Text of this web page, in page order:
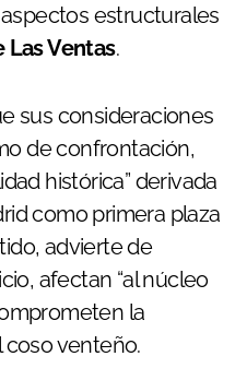
estructurales
Las Ventas.
sus consideraciones
de confrontación,
histórica” derivada
como primera plaza
advierte de
afectan “al núcleo
la
venteño.